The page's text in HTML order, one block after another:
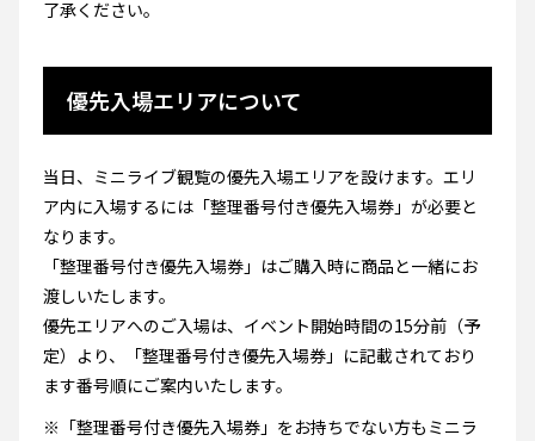
了承ください。
優先入場エリアについて
当日、ミニライブ観覧の優先入場エリアを設けます。エリ
ア内に入場するには「整理番号付き優先入場券」が必要と
なります。
「整理番号付き優先入場券」はご購入時に商品と一緒にお
渡しいたします。
優先エリアへのご入場は、イベント開始時間の15分前（予
定）より、「整理番号付き優先入場券」に記載されており
ます番号順にご案内いたします。
※「整理番号付き優先入場券」をお持ちでない方もミニラ